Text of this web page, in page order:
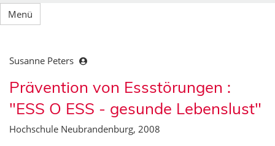
Menü
Susanne Peters
Prävention von Essstörungen :
"ESS O ESS - gesunde Lebenslust"
Hochschule Neubrandenburg, 2008